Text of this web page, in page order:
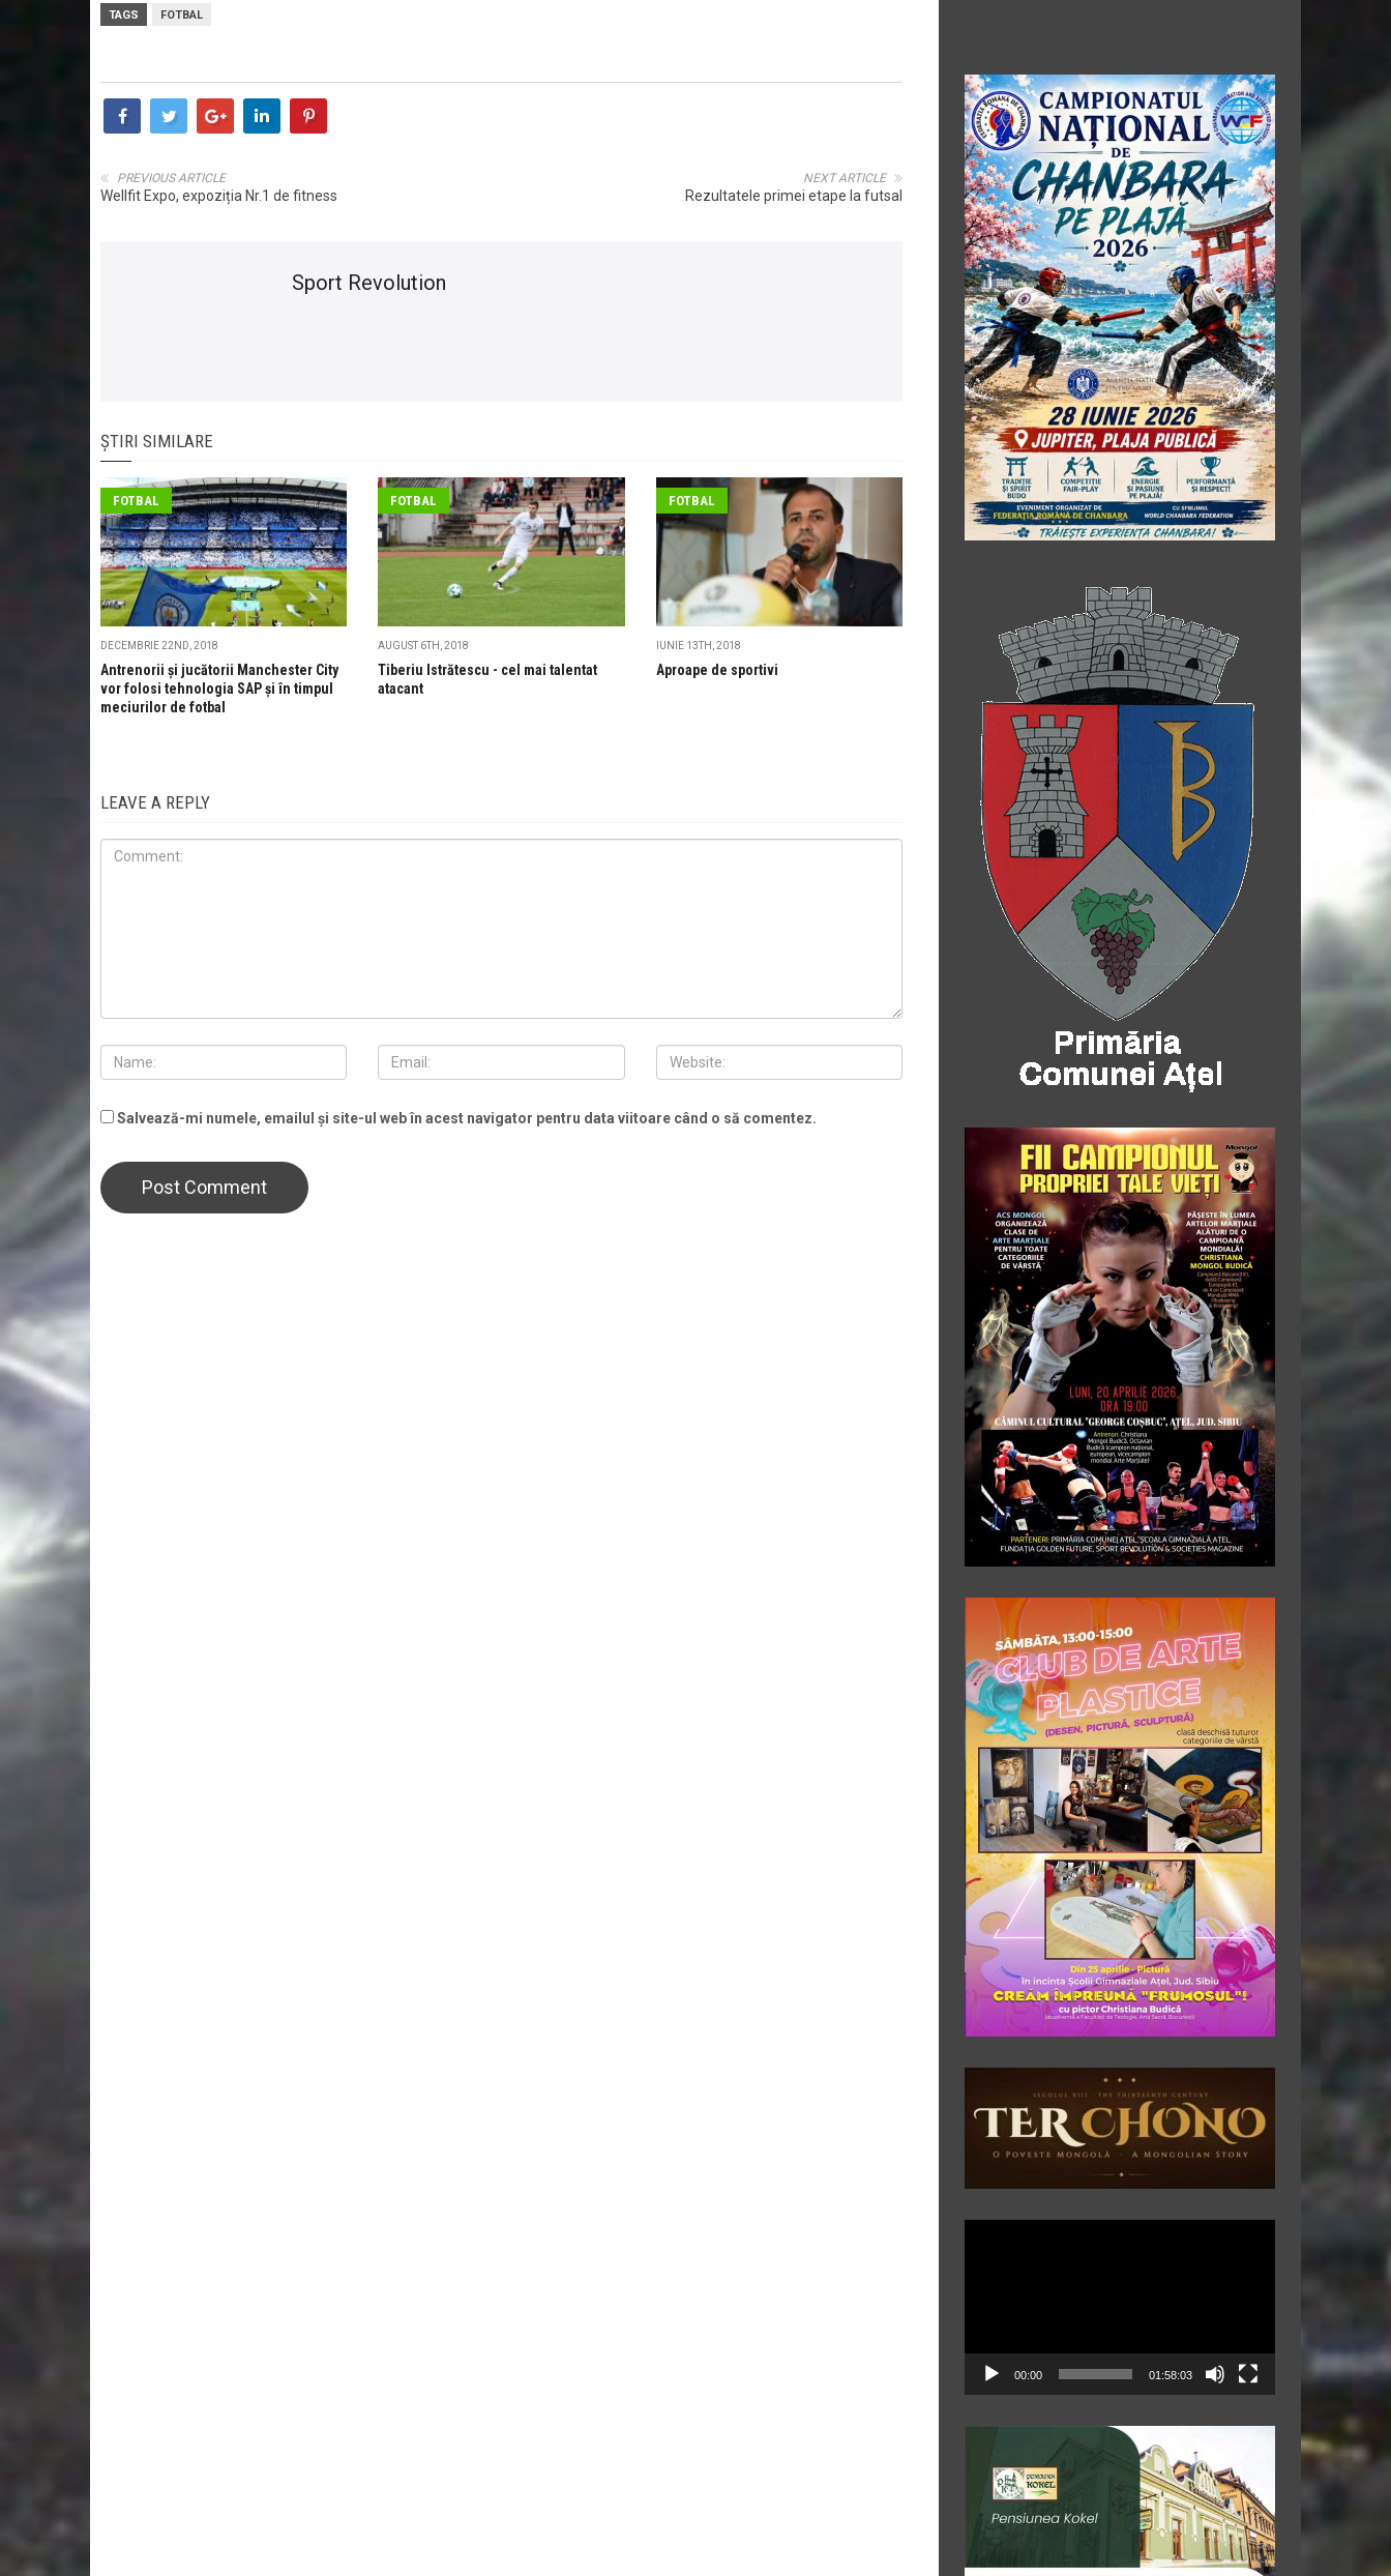
TAGS FOTBAL
NEXT ARTICLE
Rezultatele primei etape la futsal
PREVIOUS ARTICLE
Wellfit Expo, expoziția Nr.1 de fitness
Sport Revolution
ȘTIRI SIMILARE
FOTBAL
DECEMBRIE 22ND, 2018
Antrenorii și jucătorii Manchester City
vor folosi tehnologia SAP și în timpul
meciurilor de fotbal
FOTBAL
AUGUST 6TH, 2018
Tiberiu Istrătescu - cel mai talentat
atacant
FOTBAL
IUNIE 13TH, 2018
Aproape de sportivi
LEAVE A REPLY
Salvează-mi numele, emailul și site-ul web în acest navigator pentru data viitoare când o să comentez.
00:00 01:58:03